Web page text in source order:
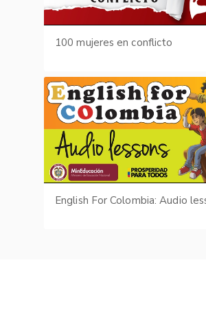
100 mujeres en conflicto
English For Colombia: Audio